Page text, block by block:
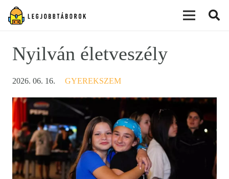
Nyilván életveszély
2026. 06. 16. GYEREKSZEM